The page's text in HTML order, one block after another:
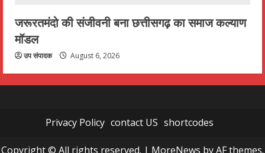
जरूरतमंदो की संजीवनी बना छत्तीसगढ़ का समाज कल्याण
मॉडल
उप संपादक August 6, 2026
Privacy Policy contact US shortcodes
Copyright © All rights reserved. | MoreNews by AF themes.